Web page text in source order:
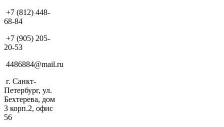
+7 (812) 448-
68-84
+7 (905) 205-
20-53
4486884@mail.ru
г. Санкт-
Петербург, ул.
Бехтерева, дом
3 корп.2, офис
56